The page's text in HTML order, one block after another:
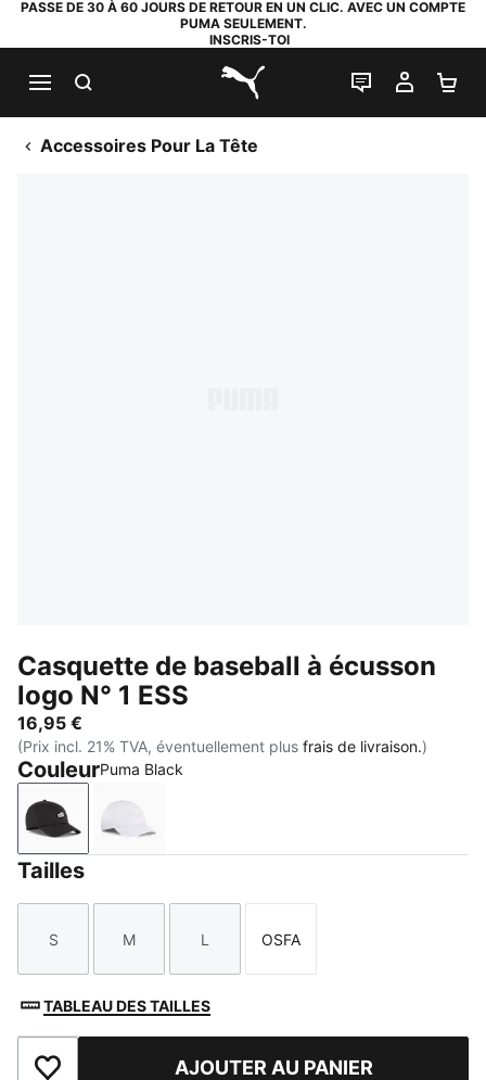
PASSE DE 30 À 60 JOURS DE RETOUR EN UN CLIC. AVEC UN COMPTE
PUMA SEULEMENT.
INSCRIS-TOI
PUMA.com
LIVE CHAT
MON
Accessoires Pour La Tête
Casquette de baseball à écusson
logo N° 1 ESS
16,95 €
(Prix incl. 21% TVA, éventuellement plus frais de livraison.)
CouleurPuma Black
Puma BlackPUMA White
Tailles
Taille
S
Taille
M
Taille
L
Taille
OSFA
TABLEAU DES TAILLES
AJOUTER AU PANIER